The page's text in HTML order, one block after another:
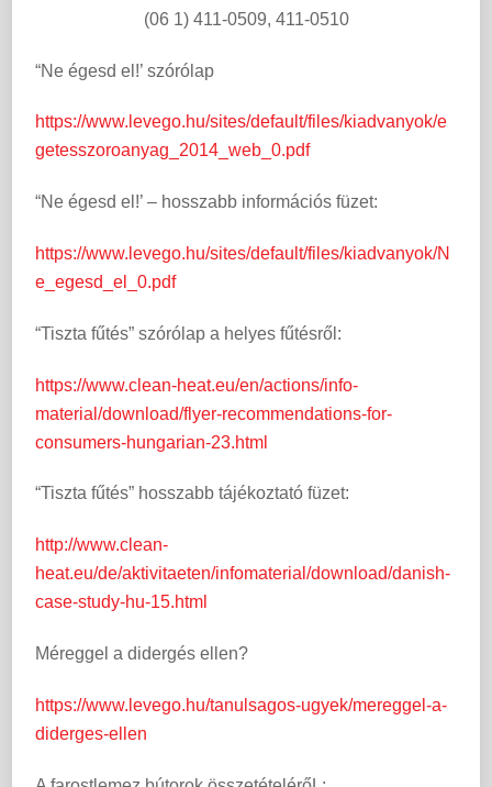
(06 1) 411-0509, 411-0510
“Ne égesd el!’ szórólap
https://www.levego.hu/sites/default/files/kiadvanyok/e
getesszoroanyag_2014_web_0.pdf
“Ne égesd el!’ – hosszabb információs füzet:
https://www.levego.hu/sites/default/files/kiadvanyok/N
e_egesd_el_0.pdf
“Tiszta fűtés” szórólap a helyes fűtésről:
https://www.clean-heat.eu/en/actions/info-
material/download/flyer-recommendations-for-
consumers-hungarian-23.html
“Tiszta fűtés” hosszabb tájékoztató füzet:
http://www.clean-
heat.eu/de/aktivitaeten/infomaterial/download/danish-
case-study-hu-15.html
Méreggel a didergés ellen?
https://www.levego.hu/tanulsagos-ugyek/mereggel-a-
diderges-ellen